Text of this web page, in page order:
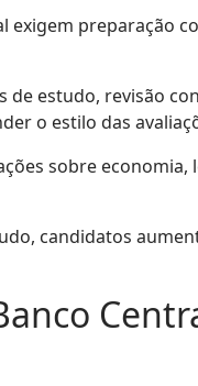
exigem preparação
estudo, revisão
o estilo das
sobre economia,
candidatos